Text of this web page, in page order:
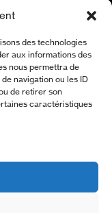
des technologies
aux informations des
nous permettra de
navigation ou les ID
de retirer son
caractéristiques